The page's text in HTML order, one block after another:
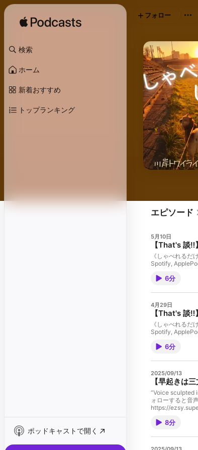
検索
ホーム
新着おすすめ
トップランキング
ポッドキャストで開く
フォロー
エピソード
5月10日
【That's 談
《しゃべれる
6分
4月29日
【That's 談
《しゃべれる
6分
2025/09/13
【早起きは
“Voice sculpted
ォローすると音
https://
https://
8分